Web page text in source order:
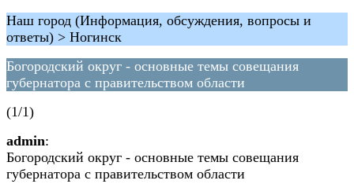
Наш город (Информация, обсуждения, вопросы и
ответы) > Ногинск
Богородский округ - основные темы совещания
губернатора с правительством области
(1/1)
admin:
Богородский округ - основные темы совещания
губернатора с правительством области